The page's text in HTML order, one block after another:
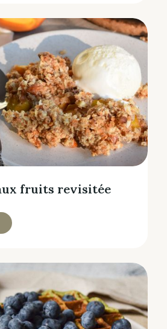
fruits revisitée